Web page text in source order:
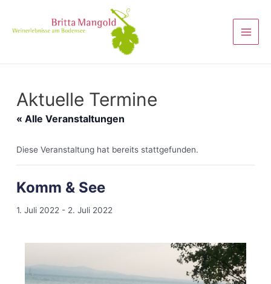
Aktuelle Termine
« Alle Veranstaltungen
Diese Veranstaltung hat bereits stattgefunden.
Komm & See
1. Juli 2022 - 2. Juli 2022